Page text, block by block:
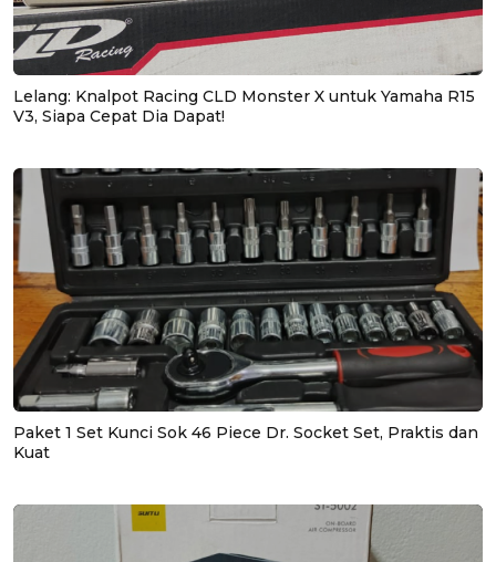
Lelang: Knalpot Racing CLD Monster X untuk Yamaha R15
V3, Siapa Cepat Dia Dapat!
Paket 1 Set Kunci Sok 46 Piece Dr. Socket Set, Praktis dan
Kuat